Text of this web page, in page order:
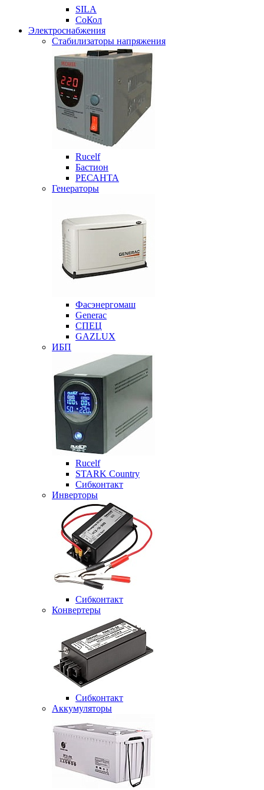
SILA
СоКол
Электроснабжения
Стабилизаторы напряжения
Rucelf
Бастион
РЕСАНТА
Генераторы
Фасэнергомаш
Generac
СПЕЦ
GAZLUX
ИБП
Rucelf
STARK Country
Сибконтакт
Инверторы
Сибконтакт
Конвертеры
Сибконтакт
Аккумуляторы